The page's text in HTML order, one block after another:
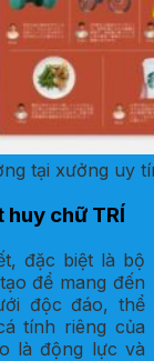
tại xưởng uy
huy chữ TRÍ
đặc biệt là bộ
để mang đến
độc đáo, thể
tính riêng của
là động lực và